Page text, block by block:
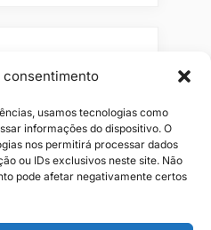
consentimento
usamos tecnologias como
informações do dispositivo. O
nos permitirá processar dados
ou IDs exclusivos neste site. Não
pode afetar negativamente certos